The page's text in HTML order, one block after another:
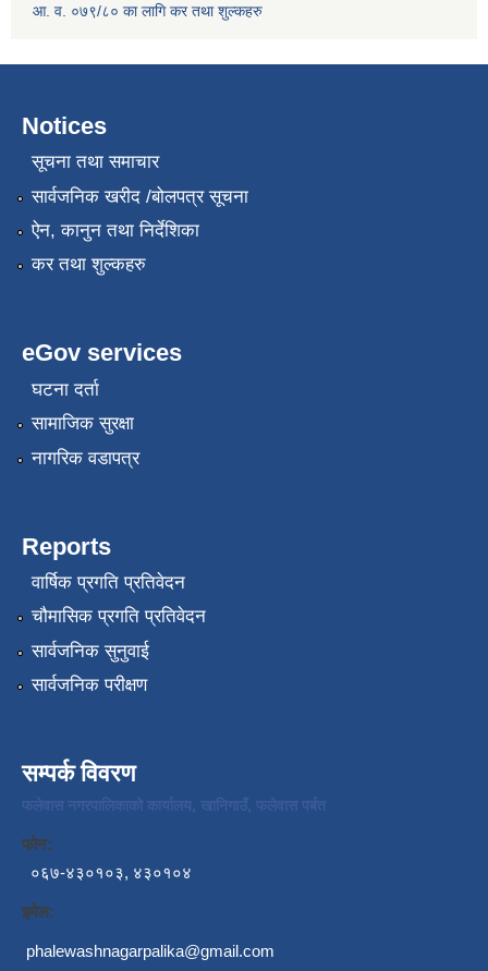
आ. व. ०७९/८० का लागि कर तथा शुल्कहरु
Notices
सूचना तथा समाचार
सार्वजनिक खरीद /बोलपत्र सूचना
ऐन, कानुन तथा निर्देशिका
कर तथा शुल्कहरु
eGov services
घटना दर्ता
सामाजिक सुरक्षा
नागरिक वडापत्र
Reports
वार्षिक प्रगति प्रतिवेदन
चौमासिक प्रगति प्रतिवेदन
सार्वजनिक सुनुवाई
सार्वजनिक परीक्षण
सम्पर्क विवरण
फलेवास नगरपालिकाको कार्यालय, खानिगाउँ, फलेवास पर्बत
फोन:
०६७-४३०१०३, ४३०१०४
इमेल:
phalewashnagarpalika@gmail.com